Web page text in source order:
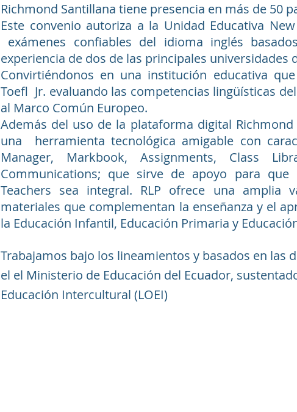
Richmond Santillana tiene presencia en más de 50
Este convenio autoriza a la Unidad Educativa
exámenes confiables del idioma inglés
experiencia de dos de las principales universidades
Convirtiéndonos en una institución educativa
Toefl Jr. evaluando las competencias lingüísticas
al Marco Común Europeo.
Además del uso de la plataforma digital Richmond
una herramienta tecnológica amigable con
Manager, Markbook, Assignments, Class
Communications; que sirve de apoyo para
Teachers sea integral. RLP ofrece una amplia
materiales que complementan la enseñanza y el
la Educación Infantil, Educación Primaria y
Trabajamos bajo los lineamientos y basados en las
el el Ministerio de Educación del Ecuador,
Educación Intercultural (LOEI)